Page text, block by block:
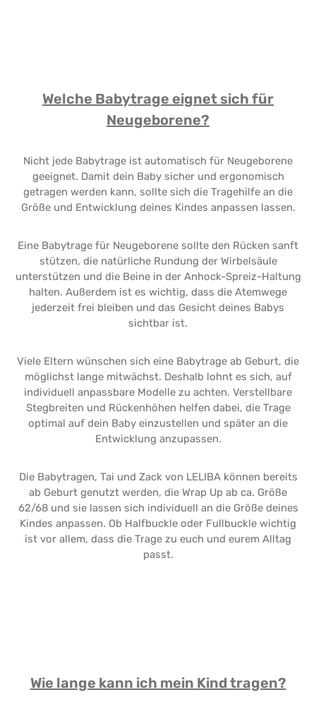
Welche Babytrage eignet sich für
Neugeborene?
Nicht jede Babytrage ist automatisch für Neugeborene
geeignet. Damit dein Baby sicher und ergonomisch
getragen werden kann, sollte sich die Tragehilfe an die
Größe und Entwicklung deines Kindes anpassen lassen.
Eine Babytrage für Neugeborene sollte den Rücken sanft
stützen, die natürliche Rundung der Wirbelsäule
unterstützen und die Beine in der Anhock-Spreiz-Haltung
halten. Außerdem ist es wichtig, dass die Atemwege
jederzeit frei bleiben und das Gesicht deines Babys
sichtbar ist.
Viele Eltern wünschen sich eine Babytrage ab Geburt, die
möglichst lange mitwächst. Deshalb lohnt es sich, auf
individuell anpassbare Modelle zu achten. Verstellbare
Stegbreiten und Rückenhöhen helfen dabei, die Trage
optimal auf dein Baby einzustellen und später an die
Entwicklung anzupassen.
Die Babytragen, Tai und Zack von LELIBA können bereits
ab Geburt genutzt werden, die Wrap Up ab ca. Größe
62/68 und sie lassen sich individuell an die Größe deines
Kindes anpassen. Ob Halfbuckle oder Fullbuckle wichtig
ist vor allem, dass die Trage zu euch und eurem Alltag
passt.
Wie lange kann ich mein Kind tragen?